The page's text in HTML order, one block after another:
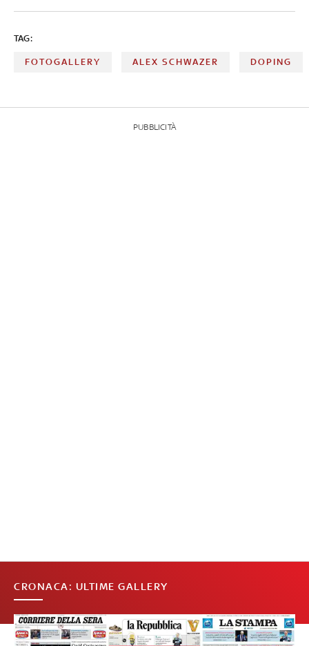
TAG:
FOTOGALLERY ALEX SCHWAZER DOPING
PUBBLICITÀ
CRONACA: ULTIME GALLERY